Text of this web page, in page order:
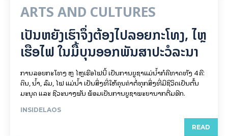
ARTS AND CULTURES
ເປັນ​ຫຍັງ​ເຮົາ​ຈຶ່ງ​ຕ້ອງ​ໄປລອຍ​ກະ​ໂທງ, ໄຫຼ​
ເຮືອ​ໄຟ ໃນ​ມື້​​ບຸນ​ອອກ​ພັນ​ສາ​ປະ​ວໍ​ລະ​ນາ
ການລອຍ​ກະ​ໂທງ ຫຼື ໄຫຼເຮືອໄຟນີ້ ເປັນການບູຊາແມ່ນໍ້າກໍຄືທາດທັງ 4 ຄື:
ດິນ, ນໍ້າ, ລົມ, ໄຟ ແມ່ນໍ້າ ເປັນສິ່ງທີ່ໃຫ້ຄຸນຄ່າຕໍ່ທຸກສິ່ງທີ່ມີຊີວິດເປັນຕົ້ນ
ມະນຸດ ແລະ ຊີວະນາໆພັນ ພ້ອມເປັນການບູຊາພະຍານາກຕື່ມອີກ.
INSIDELAOS
READ